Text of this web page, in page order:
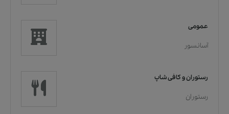
عمومی
آسانسور
رستوران و کافی شاپ
رستوران